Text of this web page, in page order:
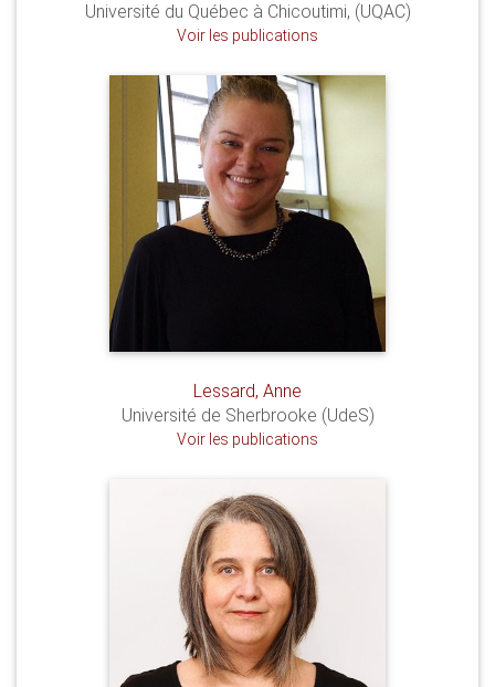
Université du Québec à Chicoutimi, (UQAC)
Voir les publications
Lessard, Anne
Université de Sherbrooke (UdeS)
Voir les publications